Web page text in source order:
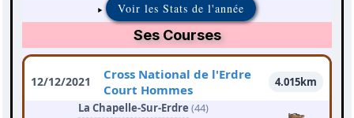
Voir les Stats de l'année
Ses Courses
12/12/2021
Cross National de l'Erdre
Court Hommes
4.015km
La Chapelle-Sur-Erdre (44)